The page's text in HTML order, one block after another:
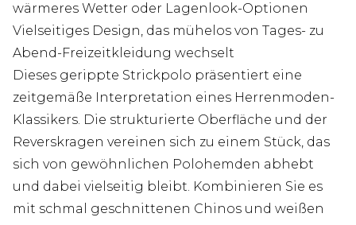
wärmeres Wetter oder Lagenlook-Optionen
Vielseitiges Design, das mühelos von Tages- zu
Abend-Freizeitkleidung wechselt
Dieses gerippte Strickpolo präsentiert eine
zeitgemäße Interpretation eines Herrenmoden-
Klassikers. Die strukturierte Oberfläche und der
Reverskragen vereinen sich zu einem Stück, das
sich von gewöhnlichen Polohemden abhebt
und dabei vielseitig bleibt. Kombinieren Sie es
mit schmal geschnittenen Chinos und weißen